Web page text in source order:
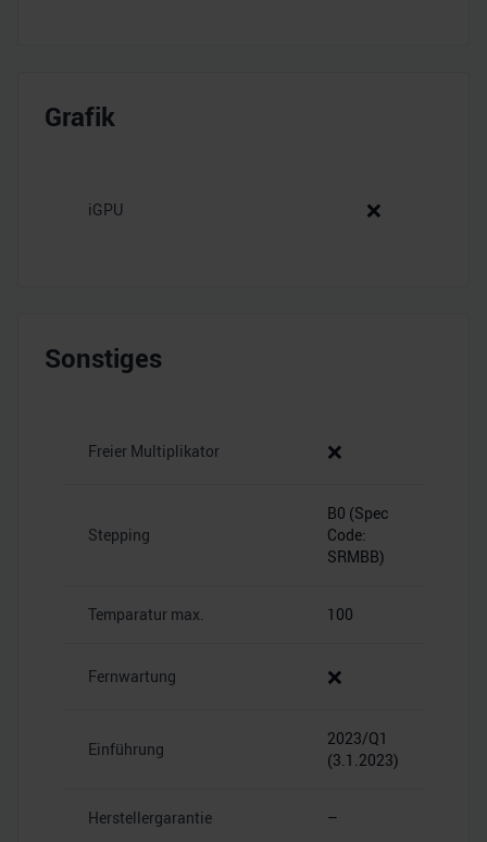
Grafik
iGPU ❌
Sonstiges
Freier Multiplikator ❌
Stepping
B0 (Spec
Code:
SRMBB)
Temparatur max. 100
Fernwartung ❌
Einführung
2023/Q1
(3.1.2023)
Herstellergarantie –